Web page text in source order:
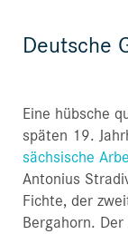
Deutsche
Eine hübsche
späten 19.
sächsische
Antonius
Fichte, der
Bergahorn.